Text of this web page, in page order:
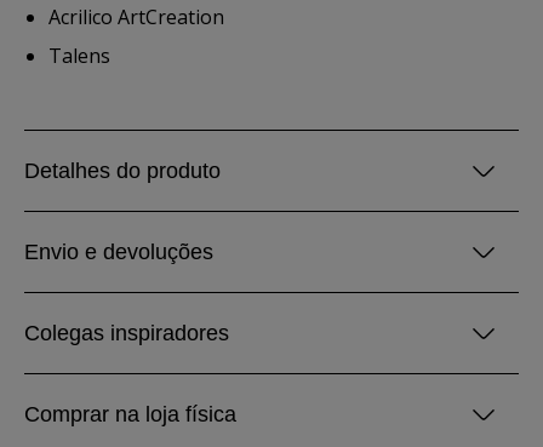
Acrilico ArtCreation
Talens
Detalhes do produto
Envio e devoluções
Colegas inspiradores
Comprar na loja física